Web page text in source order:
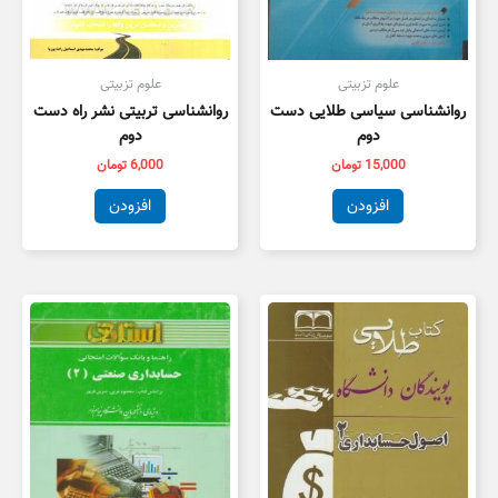
علوم تزبیتی
روانشناسی سیاسی طلایی دست
دوم
15,000 تومان
افزودن
علوم تزبیتی
روانشناسی تربیتی نشر راه دست
دوم
6,000تومان
افزودن